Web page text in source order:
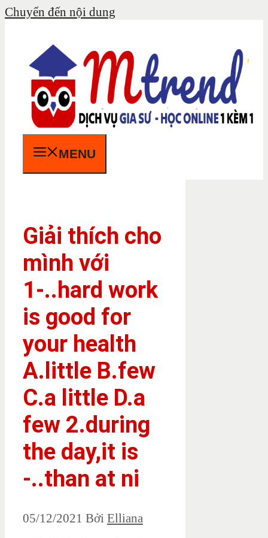
Chuyển đến nội dung
MENU
Giải thích cho
mình với
1-..hard work
is good for
your health
A.little B.few
C.a little D.a
few 2.during
the day,it is
-..than at ni
05/12/2021 Bởi Elliana